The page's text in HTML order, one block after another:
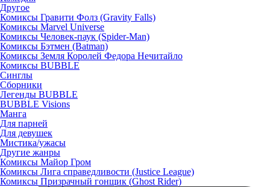
Другое
Комиксы Гравити Фолз (Gravity Falls)
Комиксы Marvel Universe
Комиксы Человек-паук (Spider-Man)
Комиксы Бэтмен (Batman)
Комиксы Земля Королей Федора Нечитайло
Комиксы BUBBLE
Синглы
Сборники
Легенды BUBBLE
BUBBLE Visions
Манга
Для парней
Для девушек
Мистика/ужасы
Другие жанры
Комиксы Майор Гром
Комиксы Лига справедливости (Justice League)
Комиксы Призрачный гонщик (Ghost Rider)